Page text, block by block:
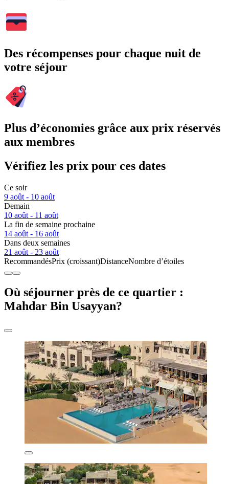
Des récompenses pour chaque nuit de
votre séjour
Plus d’économies grâce aux prix réservés
aux membres
Vérifiez les prix pour ces dates
Ce soir
9 août - 10 août
Demain
10 août - 11 août
La fin de semaine prochaine
14 août - 16 août
Dans deux semaines
21 août - 23 août
RecommandésPrix (croissant)DistanceNombre d’étoiles
Où séjourner près de ce quartier :
Mahdar Bin Usayyan?